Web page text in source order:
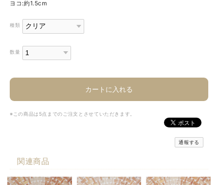
ヨコ:約1.5cm
種類
数量
カートに入れる
※この商品は5点までのご注文とさせていただきます。
通報する
関連商品